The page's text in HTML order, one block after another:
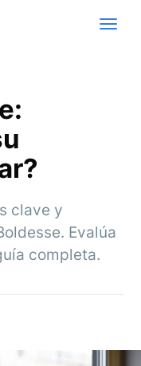
clave y
Evalúa
completa.